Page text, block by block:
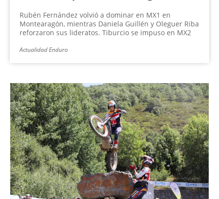
Rubén Fernández volvió a dominar en MX1 en
Montearagón, mientras Daniela Guillén y Oleguer Riba
reforzaron sus lideratos. Tiburcio se impuso en MX2
Actualidad Enduro